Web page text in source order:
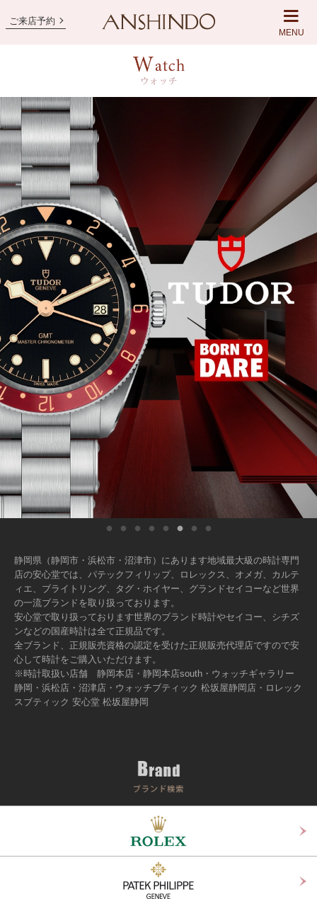
ご来店予約
MENU
静岡県（静岡市・浜松市・沼津市）にあります地域最大級の時計専門
店の安心堂では、パテックフィリップ、ロレックス、オメガ、カルテ
ィエ、ブライトリング、タグ・ホイヤー、グランドセイコーなど世界
の一流ブランドを取り扱っております。
安心堂で取り扱っております世界のブランド時計やセイコー、シチズ
ンなどの国産時計は全て正規品です。
全ブランド、正規販売資格の認定を受けた正規販売代理店ですので安
心して時計をご購入いただけます。
※時計取扱い店舗 静岡本店・静岡本店south・ウォッチギャラリー
静岡・浜松店・沼津店・ウォッチブティック 松坂屋静岡店・ロレック
スブティック 安心堂 松坂屋静岡